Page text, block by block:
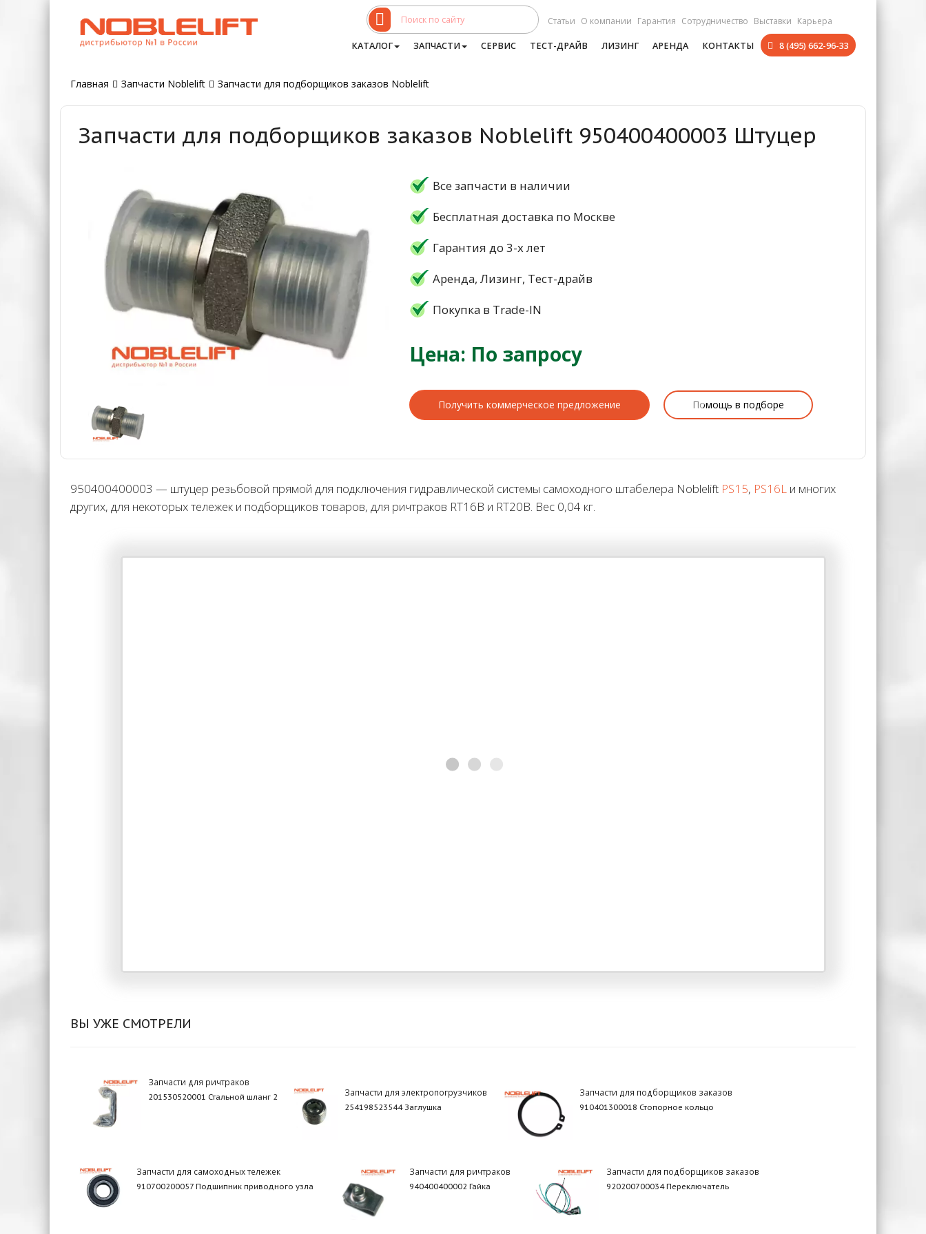
Статьи О компании Гарантия Сотрудничество Выставки Карьера
КАТАЛОГ ЗАПЧАСТИ СЕРВИС ТЕСТ-ДРАЙВ ЛИЗИНГ АРЕНДА КОНТАКТЫ 8 (495) 662-96-33
Главная Запчасти Noblelift Запчасти для подборщиков заказов Noblelift
Запчасти для подборщиков заказов Noblelift 950400400003 Штуцер
Все запчасти в наличии
Бесплатная доставка по Москве
Гарантия до 3-х лет
Аренда, Лизинг, Тест-драйв
Покупка в Trade-IN
Цена: По запросу
Получить коммерческое предложение Помощь в подборе
950400400003 — штуцер резьбовой прямой для подключения гидравлической системы самоходного штабелера Noblelift PS15, PS16L и многих
других, для некоторых тележек и подборщиков товаров, для ричтраков RT16B и RT20B. Вес 0,04 кг.
ВЫ УЖЕ СМОТРЕЛИ
Запчасти для ричтраков
201530520001 Стальной шланг 2 Запчасти для электропогрузчиков
254198523544 Заглушка
Запчасти для подборщиков заказов
910401300018 Стопорное кольцо
Запчасти для самоходных тележек
910700200057 Подшипник приводного узла
Запчасти для ричтраков
940400400002 Гайка
Запчасти для подборщиков заказов
920200700034 Переключатель